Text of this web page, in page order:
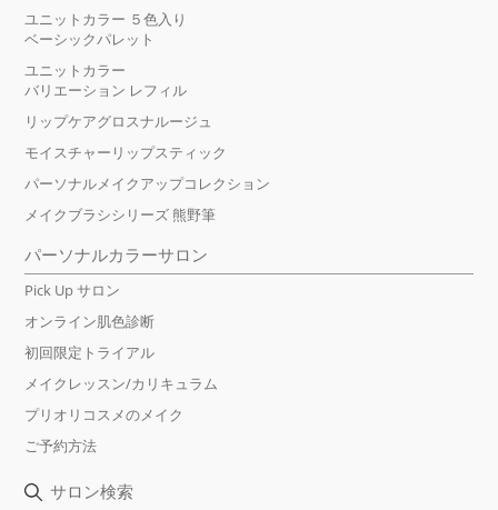
ユニットカラー ５色入り
ベーシックパレット
ユニットカラー
バリエーション レフィル
リップケアグロスナルージュ
モイスチャーリップスティック
パーソナルメイクアップコレクション
メイクブラシシリーズ 熊野筆
パーソナルカラーサロン
Pick Up サロン
オンライン肌色診断
初回限定トライアル
メイクレッスン/カリキュラム
プリオリコスメのメイク
ご予約方法
サロン検索